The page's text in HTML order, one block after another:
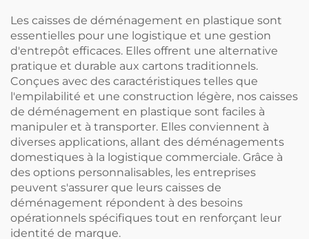
Les caisses de déménagement en plastique sont
essentielles pour une logistique et une gestion
d'entrepôt efficaces. Elles offrent une alternative
pratique et durable aux cartons traditionnels.
Conçues avec des caractéristiques telles que
l'empilabilité et une construction légère, nos caisses
de déménagement en plastique sont faciles à
manipuler et à transporter. Elles conviennent à
diverses applications, allant des déménagements
domestiques à la logistique commerciale. Grâce à
des options personnalisables, les entreprises
peuvent s'assurer que leurs caisses de
déménagement répondent à des besoins
opérationnels spécifiques tout en renforçant leur
identité de marque.